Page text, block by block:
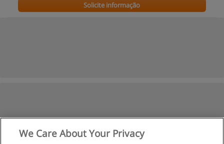
Solicite informação
We Care About Your Privacy